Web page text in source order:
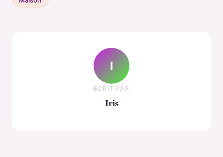
I
ECRIT PAR
Iris